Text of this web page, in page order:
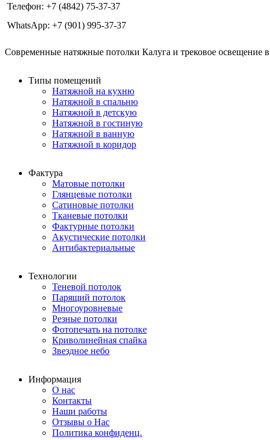
Телефон: +7 (4842) 75-37-37
WhatsApp: +7 (901) 995-37-37
Современные натяжные потолки Калуга и трековое освещение
Типы помещений
Натяжной на кухню
Натяжной в спальню
Натяжной в детскую
Натяжной в гостиную
Натяжной в ванную
Натяжной в коридор
Фактура
Матовые потолки
Глянцевые потолки
Сатиновые потолки
Тканевые потолки
Фактурные потолки
Акустические потолки
Антибактериальные
Технологии
Теневой потолок
Парящий потолок
Многоуровневые
Резные потолки
Фотопечать на потолке
Криволинейная спайка
Звездное небо
Информация
О нас
Контакты
Наши работы
Отзывы о Нас
Политика конфиденц.